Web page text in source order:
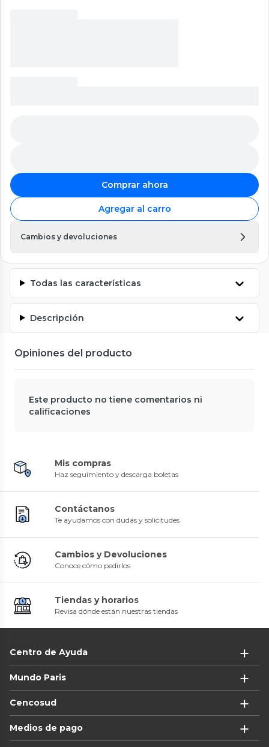
Comprar ahora
Agregar al carro
Cambios y devoluciones
Todas las características
Descripción
Opiniones del producto
Este producto no tiene comentarios ni
calificaciones
Mis compras
Haz seguimiento y descarga boletas
Contáctanos
Te ayudamos con dudas y solicitudes
Cambios y Devoluciones
Conoce cómo pedirlos
Tiendas y horarios
Revisa dónde están nuestras tiendas
Centro de Ayuda
Mundo Paris
Cencosud
Medios de pago